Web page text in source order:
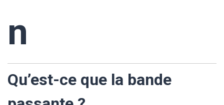
n
Qu’est-ce que la bande